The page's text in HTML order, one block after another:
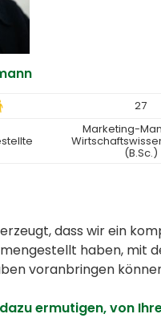
27
Marketing-
(B.Sc.)
dass wir ein
haben, mit
voranbringen
ermutigen, von